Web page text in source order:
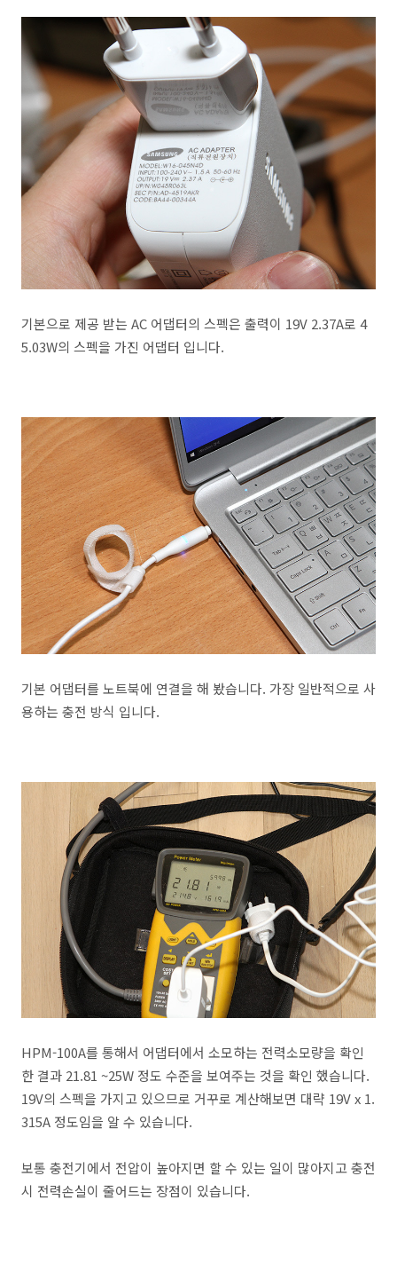
기본으로 제공 받는 AC 어댑터의 스펙은 출력이 19V 2.37A로 4
5.03W의 스펙을 가진 어댑터 입니다.
기본 어댑터를 노트북에 연결을 해 봤습니다. 가장 일반적으로 사
용하는 충전 방식 입니다.
HPM-100A를 통해서 어댑터에서 소모하는 전력소모량을 확인
한 결과 21.81 ~25W 정도 수준을 보여주는 것을 확인 했습니다.
19V의 스펙을 가지고 있으므로 거꾸로 계산해보면 대략 19V x 1.
315A 정도임을 알 수 있습니다.
보통 충전기에서 전압이 높아지면 할 수 있는 일이 많아지고 충전
시 전력손실이 줄어드는 장점이 있습니다.